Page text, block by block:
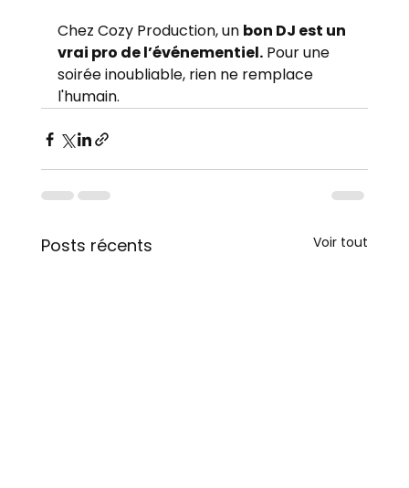
Chez Cozy Production, un bon DJ est un
vrai pro de l’événementiel. Pour une
soirée inoubliable, rien ne remplace
l'humain.
Posts récents Voir tout